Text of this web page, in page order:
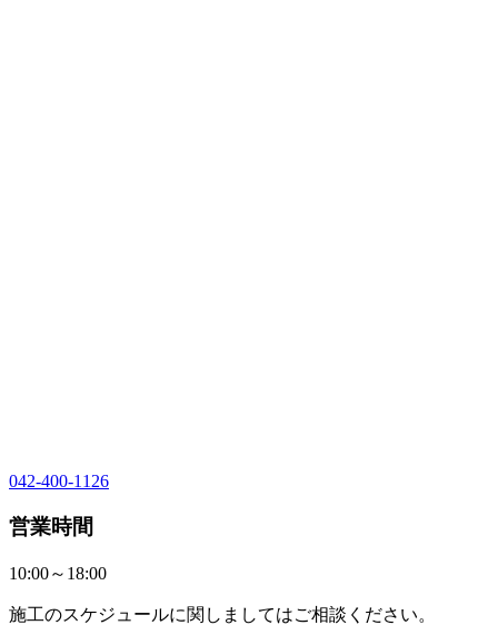
042-400-1126
営業時間
10:00～18:00
施工のスケジュールに関しましてはご相談ください。